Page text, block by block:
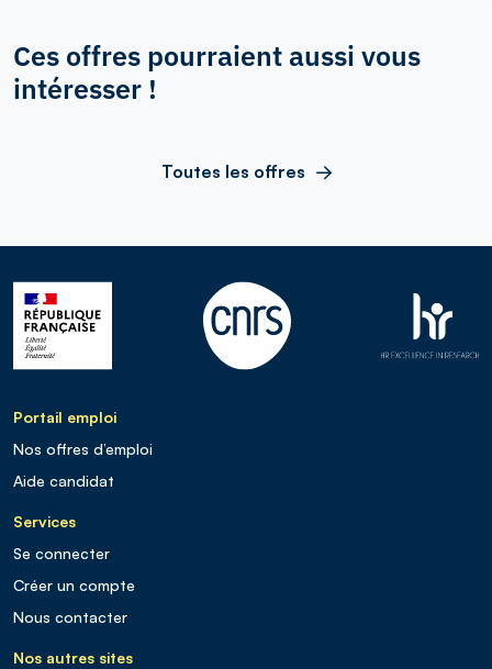
Ces offres pourraient aussi vous
intéresser !
Toutes les offres
Portail emploi
Nos offres d’emploi
Aide candidat
Services
Se connecter
Créer un compte
Nous contacter
Nos autres sites